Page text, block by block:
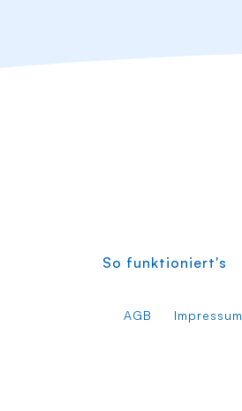
So funktioniert's
AGB Impressum